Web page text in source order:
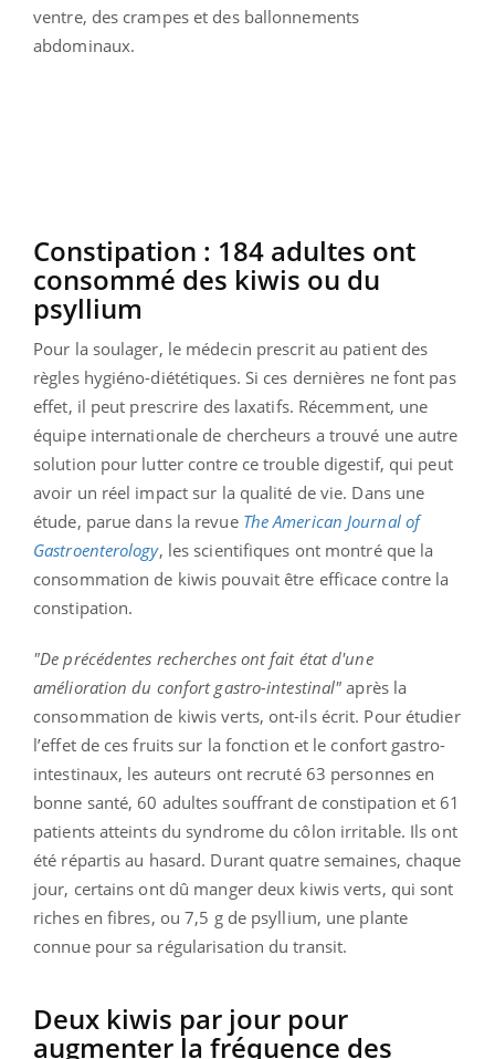
ventre, des crampes et des ballonnements
abdominaux.
Constipation : 184 adultes ont
consommé des kiwis ou du
psyllium
Pour la soulager, le médecin prescrit au patient des
règles hygiéno-diététiques. Si ces dernières ne font pas
effet, il peut prescrire des laxatifs. Récemment, une
équipe internationale de chercheurs a trouvé une autre
solution pour lutter contre ce trouble digestif, qui peut
avoir un réel impact sur la qualité de vie. Dans une
étude, parue dans la revue The American Journal of
Gastroenterology, les scientifiques ont montré que la
consommation de kiwis pouvait être efficace contre la
constipation.
"De précédentes recherches ont fait état d'une
amélioration du confort gastro-intestinal" après la
consommation de kiwis verts, ont-ils écrit. Pour étudier
l’effet de ces fruits sur la fonction et le confort gastro-
intestinaux, les auteurs ont recruté 63 personnes en
bonne santé, 60 adultes souffrant de constipation et 61
patients atteints du syndrome du côlon irritable. Ils ont
été répartis au hasard. Durant quatre semaines, chaque
jour, certains ont dû manger deux kiwis verts, qui sont
riches en fibres, ou 7,5 g de psyllium, une plante
connue pour sa régularisation du transit.
Deux kiwis par jour pour
augmenter la fréquence des